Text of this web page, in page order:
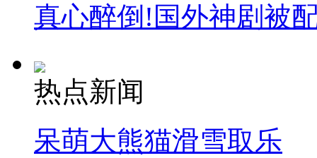
真心醉倒!国外神剧被
热点新闻
呆萌大熊猫滑雪取乐